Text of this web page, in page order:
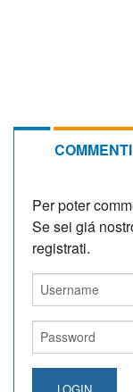
COMMENTI
Per poter
Se sei giá
registrati.
LOGIN